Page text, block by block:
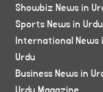
Showbiz News in
Sports News in Urdu
International News
Urdu
Business News in